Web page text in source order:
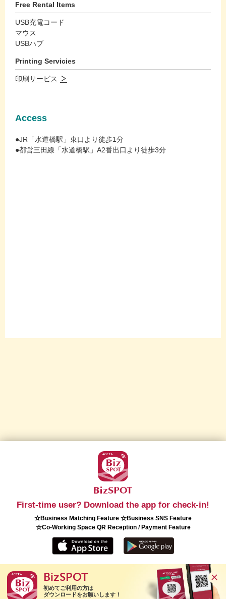
Free Rental Items
USB充電コード
マウス
USBハブ
Printing Servicies
印刷サービス
Access
●JR「水道橋駅」東口より徒歩1分
●都営三田線「水道橋駅」A2番出口より徒歩3分
First-time user? Download the app for check-in!
☆Business Matching Feature ☆Business SNS Feature
☆Co-Working Space QR Reception / Payment Feature
Copyright(C) 2026 ACCEA Co., Ltd. All Rights Reserved.
BizSPOT
初めてご利用の方は
ダウンロードをお願いします！